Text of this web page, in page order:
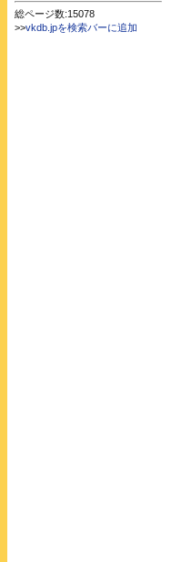
総ページ数:15078
>>vkdb.jpを検索バーに追加